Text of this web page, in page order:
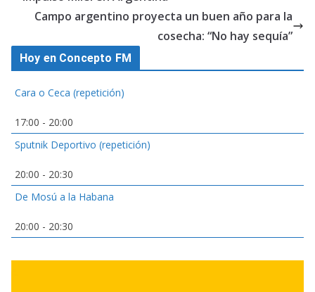
Campo argentino proyecta un buen año para la
cosecha: “No hay sequía”
Hoy en Concepto FM
Cara o Ceca (repetición)
17:00 - 20:00
Sputnik Deportivo (repetición)
20:00 - 20:30
De Mosú a la Habana
20:00 - 20:30